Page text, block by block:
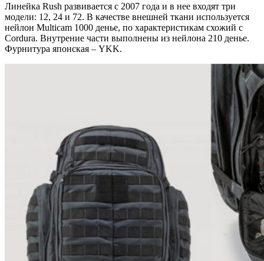
Линейка Rush развивается с 2007 года и в нее входят три
модели: 12, 24 и 72. В качестве внешней ткани используется
нейлон Multicam 1000 денье, по характеристикам схожий с
Cordura. Внутрение части выполнены из нейлона 210 денье.
Фурнитура японская – YKK.